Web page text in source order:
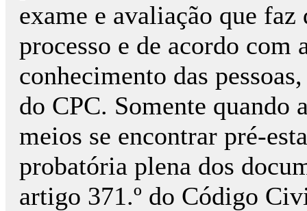
exame e avaliação que
processo e de acordo com
conhecimento das
do CPC. Somente quando
meios se encontrar pré-
probatória plena dos
artigo 371.º do Código